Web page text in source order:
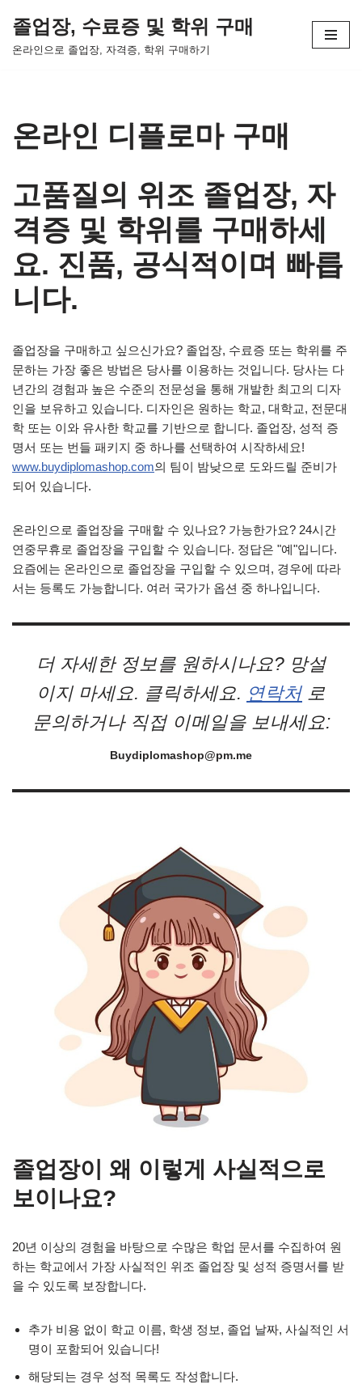
콘
건
너
졸업장, 수료증 및 학위 구매
온라인으로 졸업장, 자격증, 학위 구매하기
온라인 디플로마 구매
고품질의 위조 졸업장, 자
격증 및 학위를 구매하세
요. 진품, 공식적이며 빠릅
니다.
졸업장을 구매하고 싶으신가요? 졸업장, 수료증 또는 학위를 주
문하는 가장 좋은 방법은 당사를 이용하는 것입니다. 당사는 다
년간의 경험과 높은 수준의 전문성을 통해 개발한 최고의 디자
인을 보유하고 있습니다. 디자인은 원하는 학교, 대학교, 전문대
학 또는 이와 유사한 학교를 기반으로 합니다. 졸업장, 성적 증
명서 또는 번들 패키지 중 하나를 선택하여 시작하세요!
www.buydiplomashop.com의 팀이 밤낮으로 도와드릴 준비가
되어 있습니다.
온라인으로 졸업장을 구매할 수 있나요? 가능한가요? 24시간
연중무휴로 졸업장을 구입할 수 있습니다. 정답은 "예"입니다.
요즘에는 온라인으로 졸업장을 구입할 수 있으며, 경우에 따라
서는 등록도 가능합니다. 여러 국가가 옵션 중 하나입니다.
더 자세한 정보를 원하시나요? 망설
이지 마세요. 클릭하세요. 연락처로
문의하거나 직접 이메일을 보내세요:
Buydiplomashop@pm.me
졸업장이 왜 이렇게 사실적으로
보이나요?
20년 이상의 경험을 바탕으로 수많은 학업 문서를 수집하여 원
하는 학교에서 가장 사실적인 위조 졸업장 및 성적 증명서를 받
을 수 있도록 보장합니다.
추가 비용 없이 학교 이름, 학생 정보, 졸업 날짜, 사실적인 서
명이 포함되어 있습니다!
해당되는 경우 성적 목록도 작성합니다.